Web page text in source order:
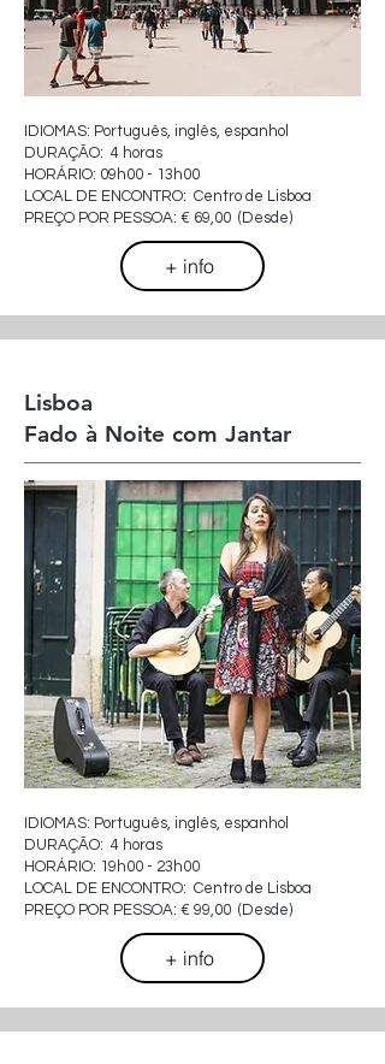
IDIOMAS: Português, inglês, espanhol
DURAÇÃO: 4 horas
HORÁRIO: 09h00 - 13h00
LOCAL DE ENCONTRO: Centro de Lisboa
PREÇO POR PESSOA: € 69,00 (Desde)
+ info
Lisboa
Fado à Noite com Jantar
IDIOMAS: Português, inglês, espanhol
DURAÇÃO: 4 horas
HORÁRIO: 19h00 - 23h00
LOCAL DE ENCONTRO: Centro de Lisboa
PREÇO POR PESSOA: € 99,00 (Desde)
+ info